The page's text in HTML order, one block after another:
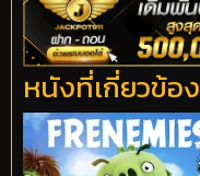
หนังที่เกี่ยวข้อง